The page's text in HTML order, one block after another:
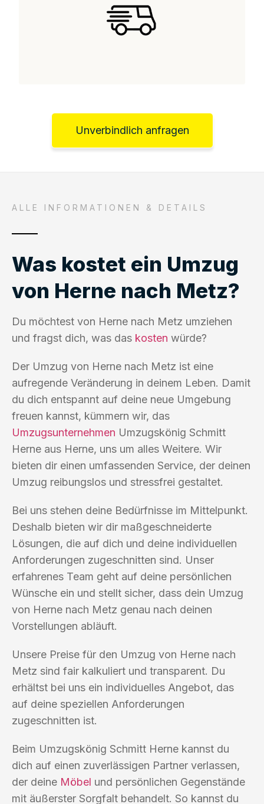
Unverbindlich anfragen
ALLE INFORMATIONEN & DETAILS
Was kostet ein Umzug
von Herne nach Metz?
Du möchtest von Herne nach Metz umziehen
und fragst dich, was das kosten würde?
Der Umzug von Herne nach Metz ist eine
aufregende Veränderung in deinem Leben. Damit
du dich entspannt auf deine neue Umgebung
freuen kannst, kümmern wir, das
Umzugsunternehmen Umzugskönig Schmitt
Herne aus Herne, uns um alles Weitere. Wir
bieten dir einen umfassenden Service, der deinen
Umzug reibungslos und stressfrei gestaltet.
Bei uns stehen deine Bedürfnisse im Mittelpunkt.
Deshalb bieten wir dir maßgeschneiderte
Lösungen, die auf dich und deine individuellen
Anforderungen zugeschnitten sind. Unser
erfahrenes Team geht auf deine persönlichen
Wünsche ein und stellt sicher, dass dein Umzug
von Herne nach Metz genau nach deinen
Vorstellungen abläuft.
Unsere Preise für den Umzug von Herne nach
Metz sind fair kalkuliert und transparent. Du
erhältst bei uns ein individuelles Angebot, das
auf deine speziellen Anforderungen
zugeschnitten ist.
Beim Umzugskönig Schmitt Herne kannst du
dich auf einen zuverlässigen Partner verlassen,
der deine Möbel und persönlichen Gegenstände
mit äußerster Sorgfalt behandelt. So kannst du